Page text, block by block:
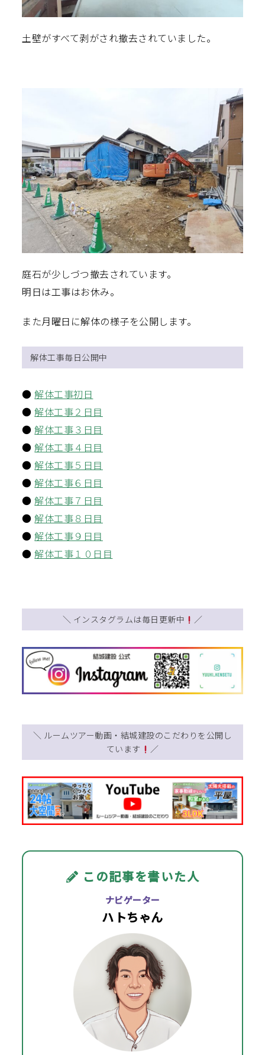
土壁がすべて剥がされ撤去されていました。
庭石が少しづつ撤去されています。
明日は工事はお休み。
また月曜日に解体の様子を公開します。
解体工事毎日公開中
●解体工事初日
●解体工事２日目
●解体工事３日目
●解体工事４日目
●解体工事５日目
●解体工事６日目
●解体工事７日目
●解体工事８日目
●解体工事９日目
●解体工事１０日目
＼ インスタグラムは毎日更新中 ／
＼ ルームツアー動画・結城建設のこだわりを公開し
ています
／
この記事を書いた人
ナビゲーター
ハトちゃん